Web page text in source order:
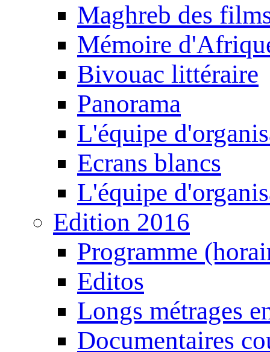
Maghreb des
Mémoire
Bivouac littéraire
Panorama
L'équipe
Ecrans blancs
L'équipe
Edition 2016
Programme
Editos
Longs métrages
Documentaires